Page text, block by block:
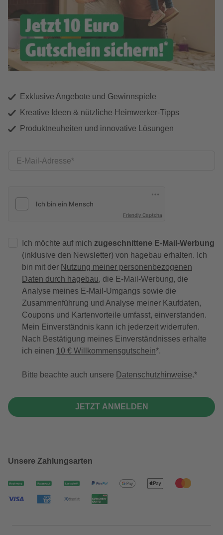
Exklusive Angebote und Gewinnspiele
Kreative Ideen & nützliche Heimwerker-Tipps
Produktneuheiten und innovative Lösungen
E-Mail-Adresse
Friendly Captcha
Ich möchte auf mich zugeschnittene E-Mail-Werbung
(inklusive den Newsletter) von hagebau erhalten. Ich
bin mit der Nutzung meiner personenbezogenen
Daten durch hagebau, die E-Mail-Werbung, die
Analyse meines E-Mail-Umgangs sowie die
Zusammenführung und Analyse meiner Kaufdaten,
Coupons und Kartenvorteile umfasst, einverstanden.
Mein Einverständnis kann ich jederzeit widerrufen.
Nach Bestätigung meines Einverständnisses erhalte
ich einen 10 € Willkommensgutschein*.
Bitte beachte auch unsere Datenschutzhinweise.
JETZT ANMELDEN
Unsere Zahlungsarten